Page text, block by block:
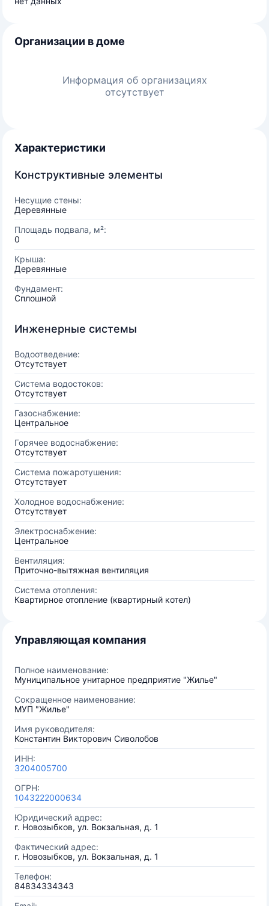
Организации в доме
Информация об организациях
отсутствует
Характеристики
Конструктивные элементы
Несущие стены:
Деревянные
Площадь подвала, м²:
0
Крыша:
Деревянные
Фундамент:
Сплошной
Инженерные системы
Водоотведение:
Отсутствует
Система водостоков:
Отсутствует
Газоснабжение:
Центральное
Горячее водоснабжение:
Отсутствует
Система пожаротушения:
Отсутствует
Холодное водоснабжение:
Отсутствует
Электроснабжение:
Центральное
Вентиляция:
Приточно-вытяжная вентиляция
Система отопления:
Квартирное отопление (квартирный котел)
Управляющая компания
Полное наименование:
Муниципальное унитарное предприятие "Жилье"
Сокращенное наименование:
МУП "Жилье"
Имя руководителя:
Константин Викторович Сиволобов
ИНН:
3204005700
ОГРН:
1043222000634
Юридический адрес:
г. Новозыбков, ул. Вокзальная, д. 1
Фактический адрес:
г. Новозыбков, ул. Вокзальная, д. 1
Телефон:
84834334343